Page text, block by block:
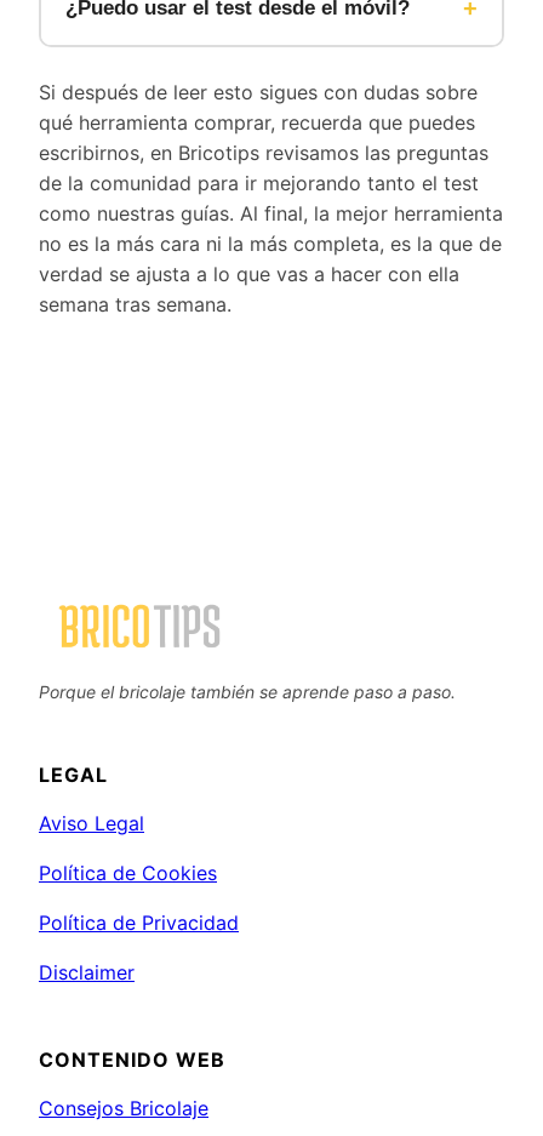
sitúa en la dirección correcta.
explicamos qué gama de precios es
razonable y en qué merece la pena invertir
más o menos según el uso que le vayas a
dar.
¿Puedo usar el test desde el móvil? +
móvil, la tablet o el ordenador. No necesitas
instalar nada, se usa directamente desde el
navegador.
Si después de leer esto sigues con dudas sobre
qué herramienta comprar, recuerda que puedes
escribirnos, en Bricotips revisamos las preguntas
de la comunidad para ir mejorando tanto el test
como nuestras guías. Al final, la mejor herramienta
no es la más cara ni la más completa, es la que de
verdad se ajusta a lo que vas a hacer con ella
semana tras semana.
Porque el bricolaje también se aprende paso a paso.
LEGAL
Aviso Legal
Política de Cookies
Política de Privacidad
Disclaimer
CONTENIDO WEB
Consejos Bricolaje